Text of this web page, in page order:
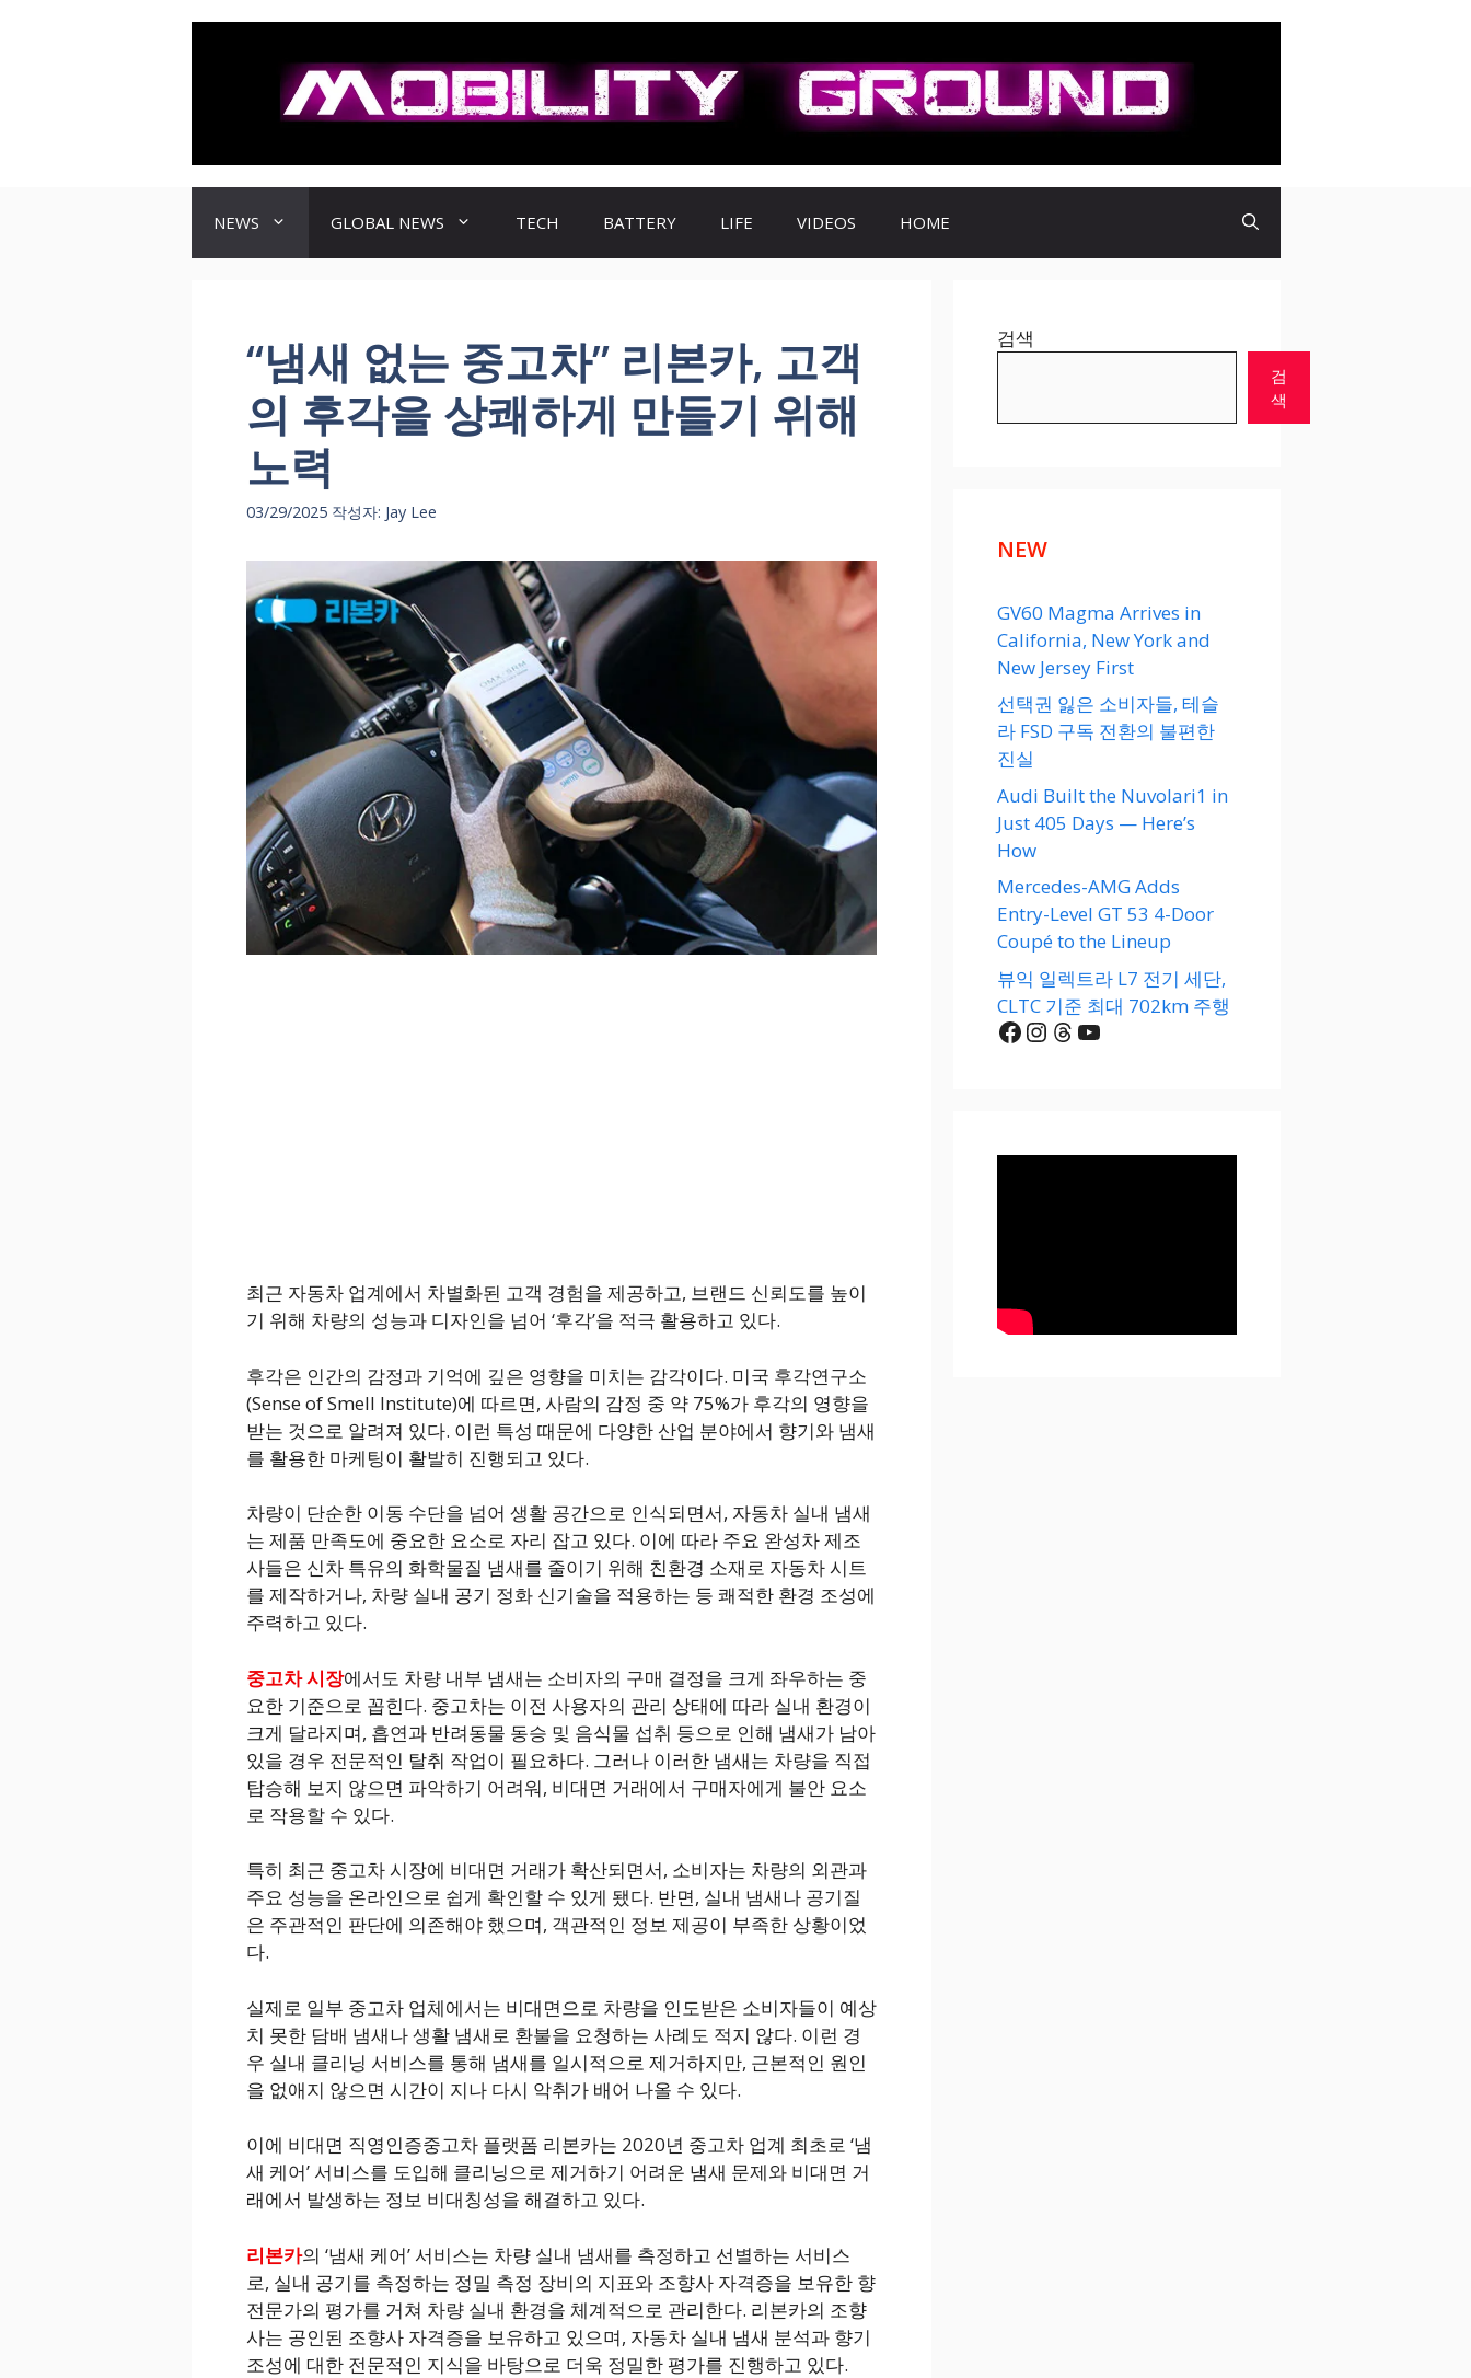
NEWS GLOBAL NEWS TECH BATTERY LIFE VIDEOS HOME
“냄새 없는 중고차” 리본카, 고객
의 후각을 상쾌하게 만들기 위해
노력
03/29/2025 작성자: Jay Lee
최근 자동차 업계에서 차별화된 고객 경험을 제공하고, 브랜드 신뢰도를 높이
기 위해 차량의 성능과 디자인을 넘어 ‘후각’을 적극 활용하고 있다.
후각은 인간의 감정과 기억에 깊은 영향을 미치는 감각이다. 미국 후각연구소
(Sense of Smell Institute)에 따르면, 사람의 감정 중 약 75%가 후각의 영향을
받는 것으로 알려져 있다. 이런 특성 때문에 다양한 산업 분야에서 향기와 냄새
를 활용한 마케팅이 활발히 진행되고 있다.
차량이 단순한 이동 수단을 넘어 생활 공간으로 인식되면서, 자동차 실내 냄새
는 제품 만족도에 중요한 요소로 자리 잡고 있다. 이에 따라 주요 완성차 제조
사들은 신차 특유의 화학물질 냄새를 줄이기 위해 친환경 소재로 자동차 시트
를 제작하거나, 차량 실내 공기 정화 신기술을 적용하는 등 쾌적한 환경 조성에
주력하고 있다.
중고차 시장에서도 차량 내부 냄새는 소비자의 구매 결정을 크게 좌우하는 중
요한 기준으로 꼽힌다. 중고차는 이전 사용자의 관리 상태에 따라 실내 환경이
크게 달라지며, 흡연과 반려동물 동승 및 음식물 섭취 등으로 인해 냄새가 남아
있을 경우 전문적인 탈취 작업이 필요하다. 그러나 이러한 냄새는 차량을 직접
탑승해 보지 않으면 파악하기 어려워, 비대면 거래에서 구매자에게 불안 요소
로 작용할 수 있다.
특히 최근 중고차 시장에 비대면 거래가 확산되면서, 소비자는 차량의 외관과
주요 성능을 온라인으로 쉽게 확인할 수 있게 됐다. 반면, 실내 냄새나 공기질
은 주관적인 판단에 의존해야 했으며, 객관적인 정보 제공이 부족한 상황이었
다.
실제로 일부 중고차 업체에서는 비대면으로 차량을 인도받은 소비자들이 예상
치 못한 담배 냄새나 생활 냄새로 환불을 요청하는 사례도 적지 않다. 이런 경
우 실내 클리닝 서비스를 통해 냄새를 일시적으로 제거하지만, 근본적인 원인
을 없애지 않으면 시간이 지나 다시 악취가 배어 나올 수 있다.
이에 비대면 직영인증중고차 플랫폼 리본카는 2020년 중고차 업계 최초로 ‘냄
새 케어’ 서비스를 도입해 클리닝으로 제거하기 어려운 냄새 문제와 비대면 거
래에서 발생하는 정보 비대칭성을 해결하고 있다.
리본카의 ‘냄새 케어’ 서비스는 차량 실내 냄새를 측정하고 선별하는 서비스
로, 실내 공기를 측정하는 정밀 측정 장비의 지표와 조향사 자격증을 보유한 향
전문가의 평가를 거쳐 차량 실내 환경을 체계적으로 관리한다. 리본카의 조향
사는 공인된 조향사 자격증을 보유하고 있으며, 자동차 실내 냄새 분석과 향기
조성에 대한 전문적인 지식을 바탕으로 더욱 정밀한 평가를 진행하고 있다.
검색
검
색
NEW
GV60 Magma Arrives in
California, New York and
New Jersey First
선택권 잃은 소비자들, 테슬
라 FSD 구독 전환의 불편한
진실
Audi Built the Nuvolari1 in
Just 405 Days — Here’s
How
Mercedes-AMG Adds
Entry-Level GT 53 4-Door
Coupé to the Lineup
뷰익 일렉트라 L7 전기 세단,
CLTC 기준 최대 702km 주행
Facebook
Instagram
Threads
YouTube